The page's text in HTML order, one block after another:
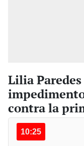
Lilia
contra la
10:25